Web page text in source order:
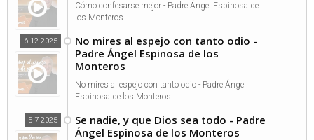
Cómo confesarse mejor - Padre Ángel Espinosa de
los Monteros
No mires al espejo con tanto odio -
Padre Ángel Espinosa de los
Monteros
6-12-2025
No mires al espejo con tanto odio - Padre Ángel
Espinosa de los Monteros
Se nadie, y que Dios sea todo - Padre
Ángel Espinosa de los Monteros
5-7-2025